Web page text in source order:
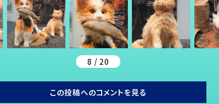
8 / 20
この投稿へのコメントを見る